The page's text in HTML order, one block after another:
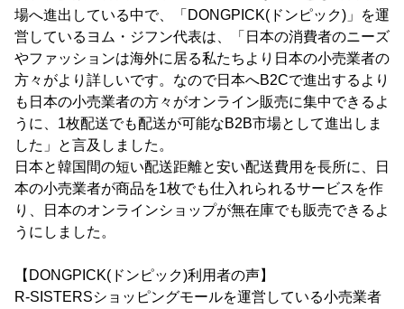
場へ進出している中で、「DONGPICK(ドンピック)」を運
営しているヨム・ジフン代表は、「日本の消費者のニーズ
やファッションは海外に居る私たちより日本の小売業者の
方々がより詳しいです。なので日本へB2Cで進出するより
も日本の小売業者の方々がオンライン販売に集中できるよ
うに、1枚配送でも配送が可能なB2B市場として進出しま
した」と言及しました。
日本と韓国間の短い配送距離と安い配送費用を長所に、日
本の小売業者が商品を1枚でも仕入れられるサービスを作
り、日本のオンラインショップが無在庫でも販売できるよ
うにしました。
【DONGPICK(ドンピック)利用者の声】
R-SISTERSショッピングモールを運営している小売業者